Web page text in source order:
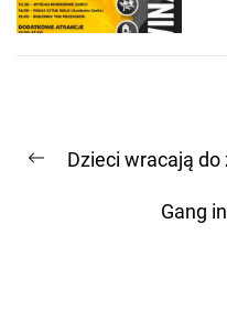
wpisu
Previous
Dzieci wracają do
Gang